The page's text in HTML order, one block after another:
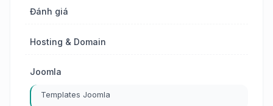
Đánh giá
Hosting & Domain
Joomla
Templates Joomla